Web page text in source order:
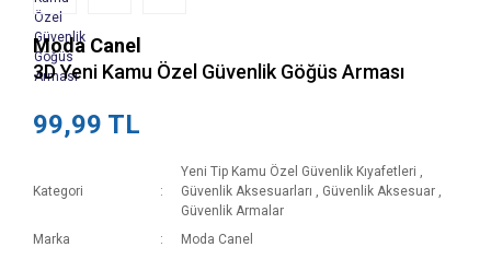
Moda Canel
3D Yeni Kamu Özel Güvenlik Göğüs Arması
99,99 TL
Kategori
Yeni Tip Kamu Özel Güvenlik Kıyafetleri ,
Güvenlik Aksesuarları , Güvenlik Aksesuar ,
Güvenlik Armalar
Marka
Moda Canel